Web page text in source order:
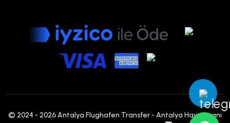
© 2024 - 2026 Antalya Flughafen Transfer - Antalya Havalimanı